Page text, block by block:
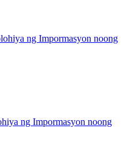
ng Impormasyon noong
ng Impormasyon noong